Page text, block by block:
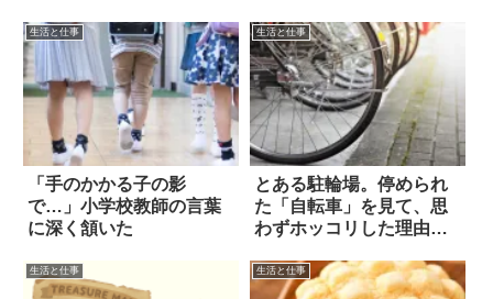
生活と仕事
「手のかかる子の影
で…」小学校教師の言葉
に深く頷いた
生活と仕事
とある駐輪場。停められ
た「自転車」を見て、思
わずホッコリした理由
生活と仕事 生活と仕事